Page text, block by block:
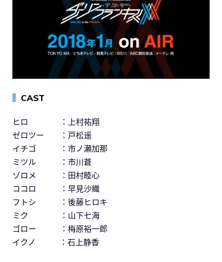
CAST
ヒロ ：上村祐翔
ゼロツー ：戸松遥
イチゴ ：市ノ瀬加那
ミツル ：市川蒼
ゾロメ ：田村睦心
ココロ ：早見沙織
フトシ ：後藤ヒロキ
ミク ：山下七海
ゴロー ：梅原裕一郎
イクノ ：石上静香